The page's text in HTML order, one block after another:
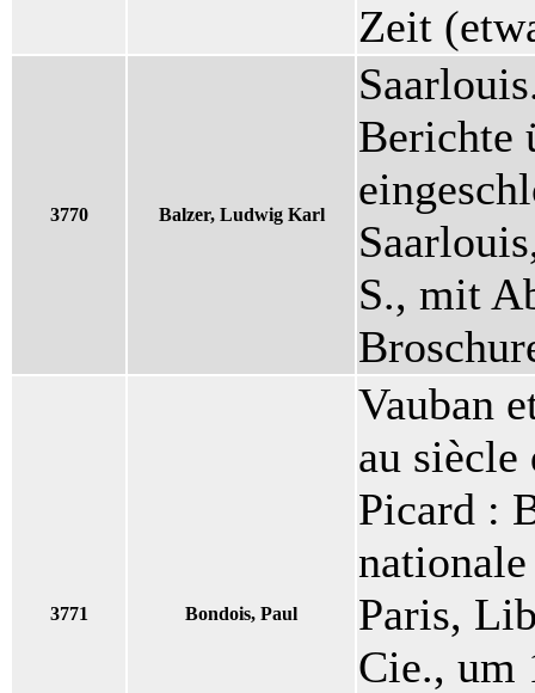
Zeit
3770 Balzer, Ludwig Karl
Berichte
S., mit
3771 Bondois, Paul
Vauban
au
Picard :
Paris,
Cie., um